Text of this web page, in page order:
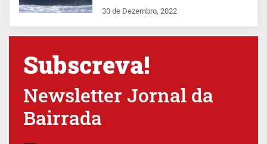
30 de Dezembro, 2022
Subscreva!
Newsletter Jornal da
Bairrada